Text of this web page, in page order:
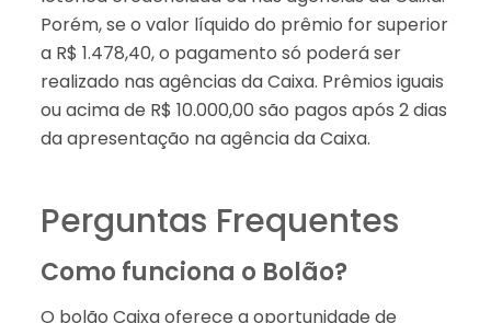
Porém, se o valor líquido do prêmio for superior
a R$ 1.478,40, o pagamento só poderá ser
realizado nas agências da Caixa. Prêmios iguais
ou acima de R$ 10.000,00 são pagos após 2 dias
da apresentação na agência da Caixa.
Perguntas Frequentes
Como funciona o Bolão?
O bolão Caixa oferece a oportunidade de